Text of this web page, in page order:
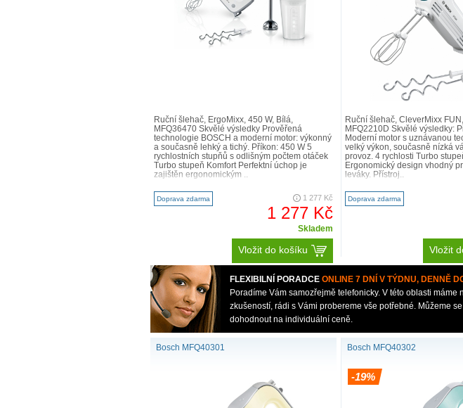
Ruční šlehač, ErgoMixx, 450 W, Bílá,
MFQ36470 Skvělé výsledky Prověřená
technologie BOSCH a moderní motor: výkonný
a současně lehký a tichý. Příkon: 450 W 5
rychlostních stupňů s odlišným počtem otáček
Turbo stupeň Komfort Perfektní úchop je
zajištěn ergonomickým ..
Doprava zdarma 1 277 Kč
1 277 Kč
Skladem
Vložit do košíku
Ruční šlehač, CleverMixx
MFQ2210D Skvělé výsledky:
Moderní motor s uznávanou
velký výkon, současně nízká
provoz. 4 rychlosti Turbo
Ergonomický design vhodný
leváky. Přístroj..
Doprava zdarma
Vložit
FLEXIBILNÍ PORADCE ONLINE 7 DNÍ V TÝDNU, DENNĚ
Poradíme Vám samozřejmě telefonicky. V této oblasti máme
zkušeností, rádi s Vámi probereme vše potřebné. Můžeme
dohodnout na individuální ceně.
Bosch MFQ40301 Bosch MFQ40302
-19%